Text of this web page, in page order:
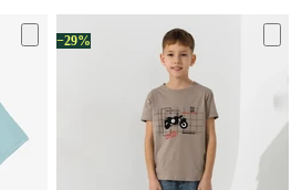
−29%